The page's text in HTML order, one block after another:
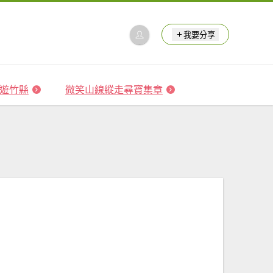
我要分享
竹縣 微笑山線縱走尋寶集章